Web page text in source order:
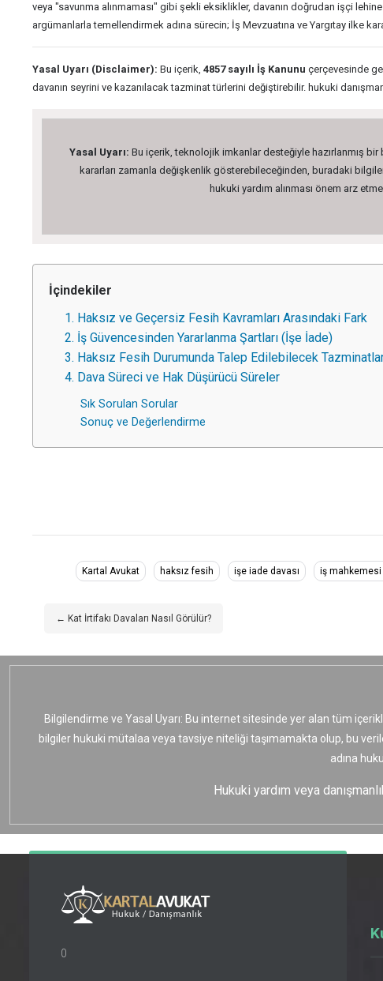
veya "savunma alınmaması" gibi şekli eksiklikler, davanın doğrudan işçi
argümanlarla temellendirmek adına sürecin; İş Mevzuatına ve Yargıtay ilke
Yasal Uyarı (Disclaimer): Bu içerik, 4857 sayılı İş Kanunu çerçevesinde
davanın seyrini ve kazanılacak tazminat türlerini değiştirebilir. hukuki
Yasal Uyarı: Bu içerik, teknolojik imkanlar desteğiyle hazırlanmış
kararları zamanla değişkenlik gösterebileceğinden, buradaki
hukuki yardım alınması önem arz
İçindekiler
1. Haksız ve Geçersiz Fesih Kavramları Arasındaki Fark
2. İş Güvencesinden Yararlanma Şartları (İşe İade)
3. Haksız Fesih Durumunda Talep Edilebilecek
4. Dava Süreci ve Hak Düşürücü Süreler
Sık Sorulan Sorular
Sonuç ve Değerlendirme
Kartal Avukat haksız fesih işe iade davası iş mahkemesi
← Kat İrtifakı Davaları Nasıl Görülür?
Bilgilendirme ve Yasal Uyarı: Bu internet sitesinde yer alan tüm
bilgiler hukuki mütalaa veya tavsiye niteliği taşımamakta olup, bu
adına
Hukuki yardım veya
0